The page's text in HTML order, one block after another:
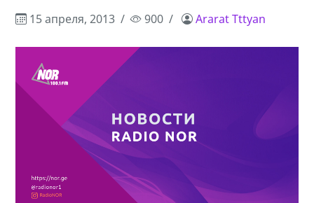
15 апреля, 2013 900 Ararat Tttyan